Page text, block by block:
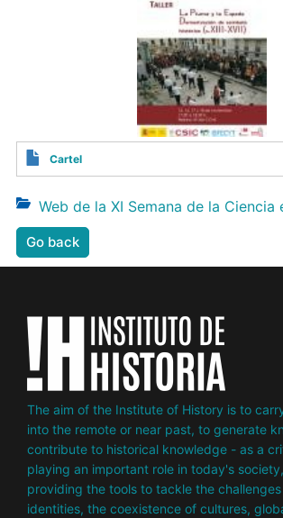
Cartel
Web de la XI Semana de la Ciencia
Go back
The aim of the Institute of History is to
into the remote or near past, to generate
contribute to historical knowledge - as a
playing an important role in today's
providing the tools to tackle the
identities, the coexistence of cultures,